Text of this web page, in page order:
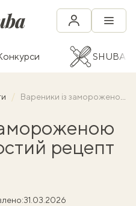
SHUBA
Вареники із замороженою вишнею — простий рецепт
рецепт
31.03.2026